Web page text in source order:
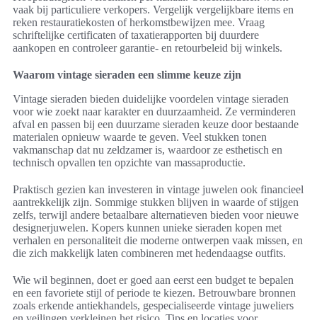
vaak bij particuliere verkopers. Vergelijk vergelijkbare items en
reken restauratiekosten of herkomstbewijzen mee. Vraag
schriftelijke certificaten of taxatierapporten bij duurdere
aankopen en controleer garantie- en retourbeleid bij winkels.
Waarom vintage sieraden een slimme keuze zijn
Vintage sieraden bieden duidelijke voordelen vintage sieraden
voor wie zoekt naar karakter en duurzaamheid. Ze verminderen
afval en passen bij een duurzame sieraden keuze door bestaande
materialen opnieuw waarde te geven. Veel stukken tonen
vakmanschap dat nu zeldzamer is, waardoor ze esthetisch en
technisch opvallen ten opzichte van massaproductie.
Praktisch gezien kan investeren in vintage juwelen ook financieel
aantrekkelijk zijn. Sommige stukken blijven in waarde of stijgen
zelfs, terwijl andere betaalbare alternatieven bieden voor nieuwe
designerjuwelen. Kopers kunnen unieke sieraden kopen met
verhalen en personaliteit die moderne ontwerpen vaak missen, en
die zich makkelijk laten combineren met hedendaagse outfits.
Wie wil beginnen, doet er goed aan eerst een budget te bepalen
en een favoriete stijl of periode te kiezen. Betrouwbare bronnen
zoals erkende antiekhandels, gespecialiseerde vintage juweliers